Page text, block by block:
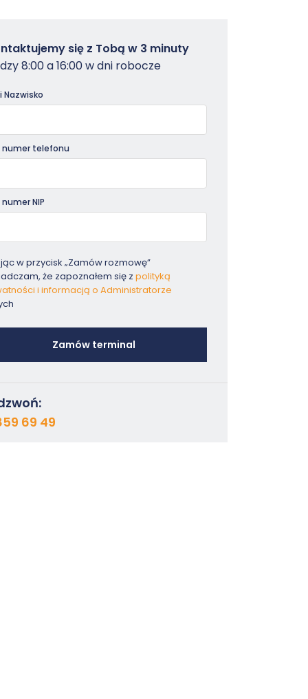
się z Tobą w 3 minuty
8:00 a 16:00 w dni robocze
Nazwisko
numer telefonu
NIP
w przycisk „Zamów rozmowę”
że zapoznałem się z polityką
i informacją o Administratorze
Zamów terminal
69 49